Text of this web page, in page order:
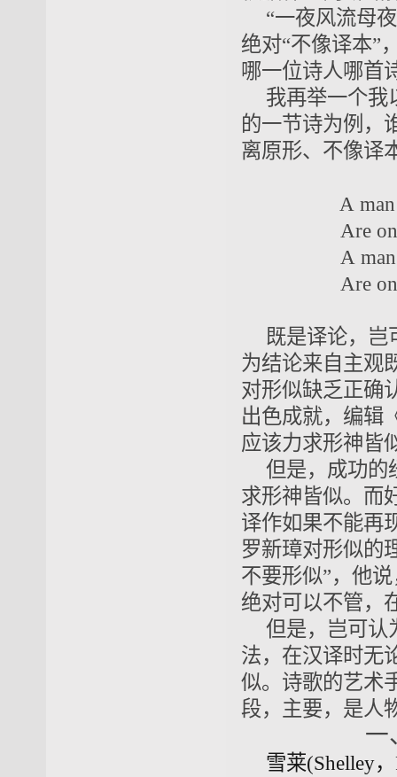
“一夜风流母
绝对“不像译本”
哪一位诗人哪首
我再举一个我
的一节诗为例，
离原形、不像译
A
Are
A
Are
既是译论，
为结论来自主观
对形似缺乏正确
出色成就，编辑
应该力求形神皆
但是，成功的
求形神皆似。而
译作如果不能再
罗新璋对形似的
不要形似”，他
绝对可以不管，
但是，岂可认
法，在汉译时无
似。诗歌的艺术
段，主要，是人
雪莱(Shelley